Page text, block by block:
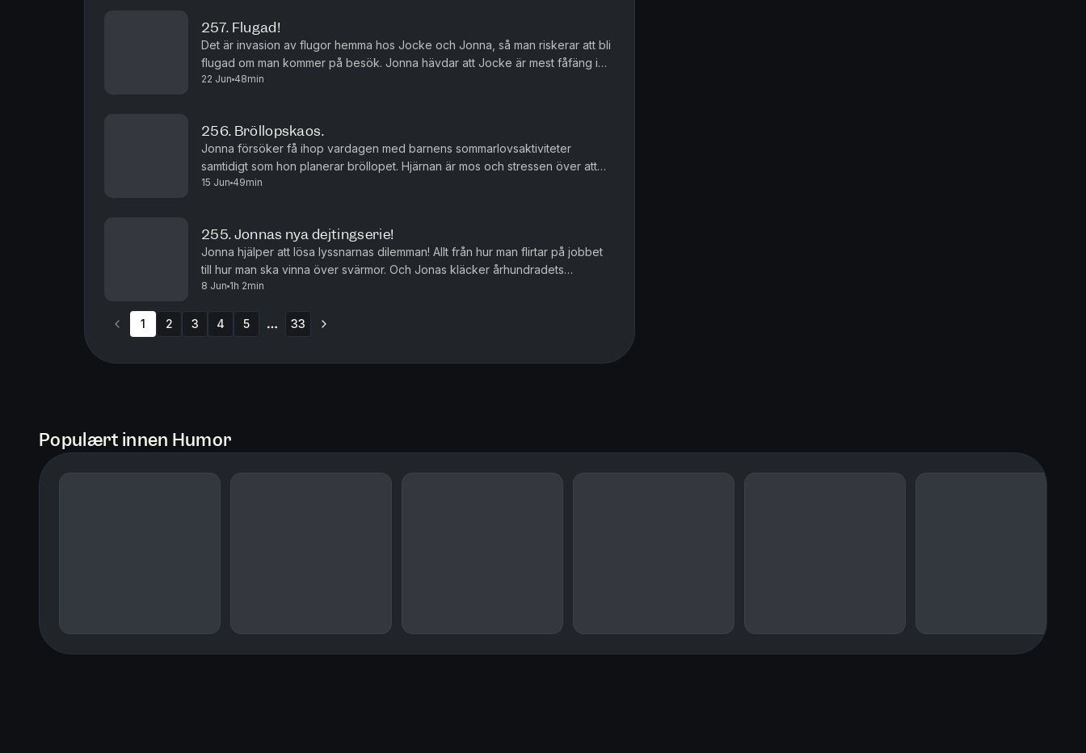
257. Flugad!
Det är invasion av flugor hemma hos Jocke och Jonna, så man riskerar att bli
flugad om man kommer på besök. Jonna hävdar att Jocke är mest fåfäng i
familjen, och Jonas hittar på ett nytt artistnamn ti...
22 Jun 48min
256. Bröllopskaos.
Jonna försöker få ihop vardagen med barnens sommarlovsaktiviteter
samtidigt som hon planerar bröllopet. Hjärnan är mos och stressen över att
hinna är brutal. Jonas hjälper på sitt egna lilla vis. Och ...
15 Jun 49min
255. Jonnas nya dejtingserie!
Jonna hjälper att lösa lyssnarnas dilemman! Allt från hur man flirtar på jobbet
till hur man ska vinna över svärmor. Och Jonas kläcker århundradets
programidé!
8 Jun 1h 2min
1 2 3 4 5 33
Populært innen Humor